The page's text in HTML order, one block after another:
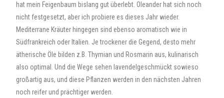
hat mein Feigenbaum bislang gut überlebt. Oleander hat sich noch
nicht festgesetzt, aber ich probiere es dieses Jahr wieder.
Mediterrane Kräuter hingegen sind ebenso aromatisch wie in
Südfrankreich oder Italien. Je trockener die Gegend, desto mehr
ätherische Öle bilden z.B. Thymian und Rosmarin aus, kulinarisch
also optimal. Und die Wege sehen lavendelgeschmückt sowieso
großartig aus, und diese Pflanzen werden in den nächsten Jahren
noch reifer und prächtiger werden.